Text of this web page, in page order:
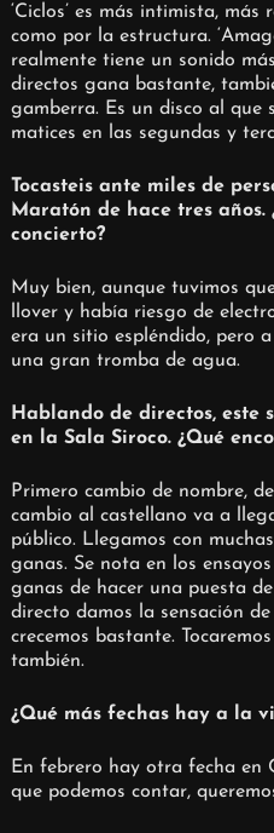
‘Ciclos’ es más intimista,
como por la estructura.
realmente tiene un sonido
directos gana bastante,
gamberra. Es un disco al que
matices en las segundas y
Tocasteis ante miles de
Maratón de hace tres años.
concierto?
Muy bien, aunque tuvimos
llover y había riesgo de
era un sitio espléndido, pero
una gran tromba de agua.
Hablando de directos, este
en la Sala Siroco. ¿Qué
Primero cambio de nombre,
cambio al castellano va a
público. Llegamos con
ganas. Se nota en los
ganas de hacer una puesta
directo damos la sensación
crecemos bastante.
también.
¿Qué más fechas hay a la
En febrero hay otra fecha en
que podemos contar,